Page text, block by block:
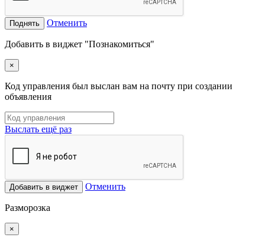
Поднять Отменить
Добавить в виджет "Познакомиться"
×
Код управления был выслан вам на почту при создании
объявления
Выслать ещё раз
Добавить в виджет Отменить
Разморозка
×